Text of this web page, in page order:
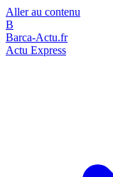
Aller au contenu
B
Barca-Actu.fr
Actu Express